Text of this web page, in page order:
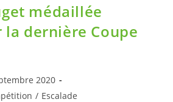
médaillée
la dernière Coupe
2020
/ Escalade